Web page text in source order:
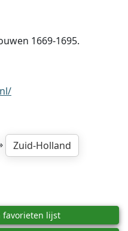
1669-1695.
Zuid-Holland
favorieten lijst